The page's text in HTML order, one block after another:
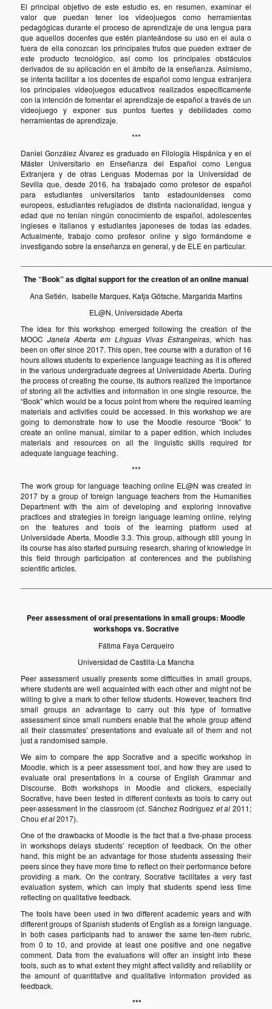
El principal objetivo de este estudio es, en resumen, examinar el
valor que puedan tener los videojuegos como herramientas
pedagógicas durante el proceso de aprendizaje de una lengua para
que aquellos docentes que estén planteándose su uso en el aula o
fuera de ella conozcan los principales frutos que pueden extraer de
este producto tecnológico, así como los principales obstáculos
derivados de su aplicación en el ámbito de la enseñanza. Asimismo,
se intenta facilitar a los docentes de español como lengua extranjera
los principales videojuegos educativos realizados específicamente
con la intención de fomentar el aprendizaje de español a través de un
videojuego y exponer sus puntos fuertes y debilidades como
herramientas de aprendizaje.
***
Daniel González Álvarez es graduado en Filología Hispánica y en el
Máster Universitario en Enseñanza del Español como Lengua
Extranjera y de otras Lenguas Modernas por la Universidad de
Sevilla que, desde 2016, ha trabajado como profesor de español
para estudiantes universitarios tanto estadounidenses como
europeos, estudiantes refugiados de distinta nacionalidad, lengua y
edad que no tenían ningún conocimiento de español, adolescentes
ingleses e italianos y estudiantes japoneses de todas las edades.
Actualmente, trabajo como profesor online y sigo formándome e
investigando sobre la enseñanza en general, y de ELE en particular.
The “Book” as digital support for the creation of an online manual
Ana Setién, Isabelle Marques, Katja Götsche, Margarida Martins
EL@N, Universidade Aberta
The idea for this workshop emerged following the creation of the
MOOC Janela Aberta em Línguas Vivas Estrangeiras, which has
been on offer since 2017. This open, free course with a duration of 16
hours allows students to experience language teaching as it is offered
in the various undergraduate degrees at Universidade Aberta. During
the process of creating the course, its authors realized the importance
of storing all the activities and information in one single resource, the
“Book” which would be a focus point from where the required learning
materials and activities could be accessed. In this workshop we are
going to demonstrate how to use the Moodle resource “Book” to
create an online manual, similar to a paper edition, which includes
materials and resources on all the linguistic skills required for
adequate language teaching.
***
The work group for language teaching online EL@N was created in
2017 by a group of foreign language teachers from the Humanities
Department with the aim of developing and exploring innovative
practices and strategies in foreign language learning online, relying
on the features and tools of the learning platform used at
Universidade Aberta, Moodle 3.3. This group, although still young in
its course has also started pursuing research, sharing of knowledge in
this field through participation at conferences and the publishing
scientific articles.
Peer assessment of oral presentations in small groups: Moodle
workshops vs. Socrative
Fátima Faya Cerqueiro
Universidad de Castilla-La Mancha
Peer assessment usually presents some difficulties in small groups,
where students are well acquainted with each other and might not be
willing to give a mark to other fellow students. However, teachers find
small groups an advantage to carry out this type of formative
assessment since small numbers enable that the whole group attend
all their classmates’ presentations and evaluate all of them and not
just a randomised sample.
We aim to compare the app Socrative and a specific workshop in
Moodle, which is a peer assessment tool, and how they are used to
evaluate oral presentations in a course of English Grammar and
Discourse. Both workshops in Moodle and clickers, especially
Socrative, have been tested in different contexts as tools to carry out
peer-assessment in the classroom (cf. Sánchez Rodríguez et al 2011;
Chouet al2017).
One of the drawbacks of Moodle is the fact that a five-phase process
in workshops delays students’ reception of feedback. On the other
hand, this might be an advantage for those students assessing their
peers since they have more time to reflect on their performance before
providing a mark. On the contrary, Socrative facilitates a very fast
evaluation system, which can imply that students spend less time
reflecting on qualitative feedback.
The tools have been used in two different academic years and with
different groups of Spanish students of English as a foreign language.
In both cases participants had to answer the same ten-item rubric,
from 0 to 10, and provide at least one positive and one negative
comment. Data from the evaluations will offer an insight into these
tools, such as to what extent they might affect validity and reliability or
the amount of quantitative and qualitative information provided as
feedback.
***